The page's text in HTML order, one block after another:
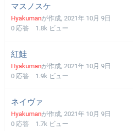
マスノスケ
Hyakumanが作成, 2021年 10月 9日
0 応答 1.8k ビュー
紅鮭
Hyakumanが作成, 2021年 10月 9日
0 応答 1.9k ビュー
ネイヴァ
Hyakumanが作成, 2021年 10月 9日
0 応答 1.7k ビュー